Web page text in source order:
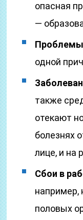
опасная
—
одной
также
отекают
болезнях
лице, и на
Сбои в
например,
половых